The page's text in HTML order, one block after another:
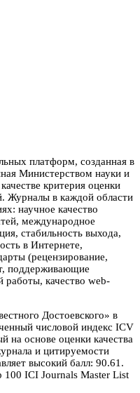
платформ, созданная в
Министерством науки и
критерия оценки
Журналы в каждой области
научное качество
международное
стабильность выхода,
в Интернете,
(рецензирование,
поддерживающие
работы, качество web-
Достоевского» в
числовой индекс ICV
на основе оценки качества
и цитируемости
высокий балл: 90.61.
100 ICI Journals Master List